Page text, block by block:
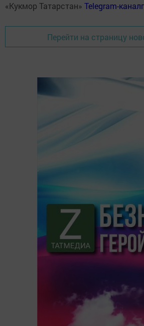
«Кукмор Татарстан» Telegram-
Перейти на страницу